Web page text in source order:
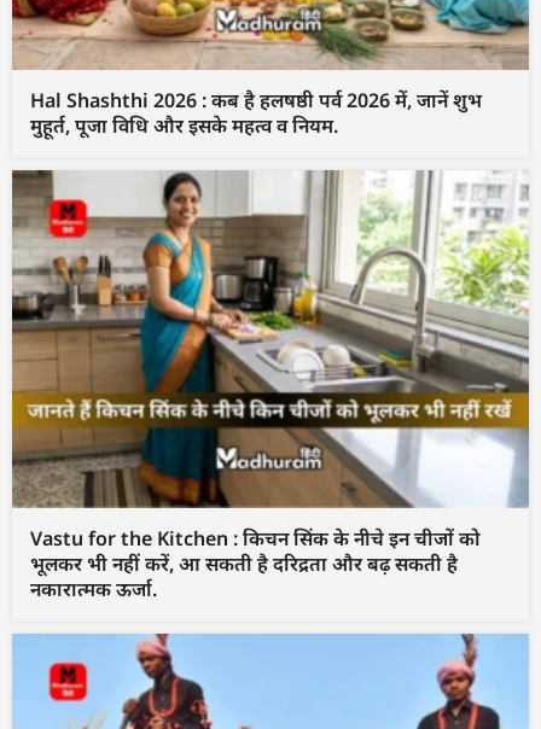
Hal Shashthi 2026 : कब है हलषष्ठी पर्व 2026 में, जानें शुभ
मुहूर्त, पूजा विधि और इसके महत्व व नियम.
Vastu for the Kitchen : किचन सिंक के नीचे इन चीजों को
भूलकर भी नहीं करें, आ सकती है दरिद्रता और बढ़ सकती है
नकारात्मक ऊर्जा.